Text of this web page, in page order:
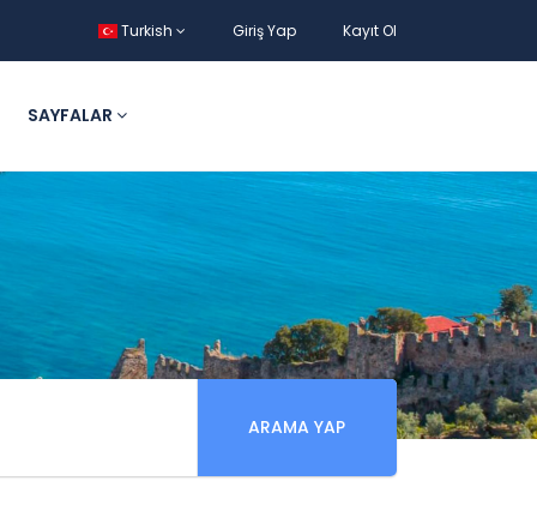
Turkish Giriş Yap Kayıt Ol
SAYFALAR
ARAMA YAP